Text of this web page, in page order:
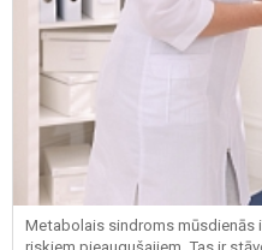
Metabolais sindroms mūsdienās